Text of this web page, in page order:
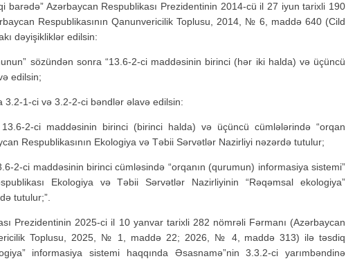
barədə” Azərbaycan Respublikası Prezidentinin 2014-cü il 27 iyun tarixli 190
Respublikasının Qanunvericilik Toplusu, 2014, № 6, maddə 640 (Cild
dəyişikliklər edilsin:
sözündən sonra “13.6-2-ci maddəsinin birinci (hər iki halda) və üçüncü
edilsin;
3.2-1-ci və 3.2-2-ci bəndlər əlavə edilsin:
2-ci maddəsinin birinci (birinci halda) və üçüncü cümlələrində “orqan
Respublikasının Ekologiya və Təbii Sərvətlər Nazirliyi nəzərdə tutulur;
2-ci maddəsinin birinci cümləsində “orqanın (qurumun) informasiya sistemi”
Ekologiya və Təbii Sərvətlər Nazirliyinin “Rəqəmsal ekologiya”
tutulur;”.
Prezidentinin 2025-ci il 10 yanvar tarixli 282 nömrəli Fərmanı (Azərbaycan
Toplusu, 2025, № 1, maddə 22; 2026, № 4, maddə 313) ilə təsdiq
informasiya sistemi haqqında Əsasnamə”nin 3.3.2-ci yarımbəndinə